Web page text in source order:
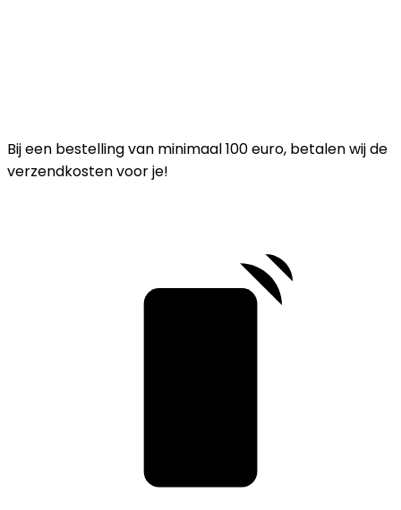
Bij een bestelling van minimaal 100 euro, betalen wij de
verzendkosten voor je!